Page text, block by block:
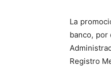
La
banco, por
Registro